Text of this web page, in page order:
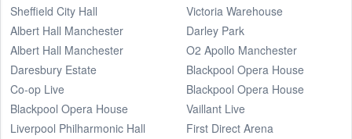
Sheffield City Hall
Albert Hall Manchester
Albert Hall Manchester
Daresbury Estate
Co-op Live
Blackpool Opera House
Liverpool Philharmonic Hall
Victoria Warehouse
Darley Park
O2 Apollo Manchester
Blackpool Opera House
Blackpool Opera House
Vaillant Live
First Direct Arena